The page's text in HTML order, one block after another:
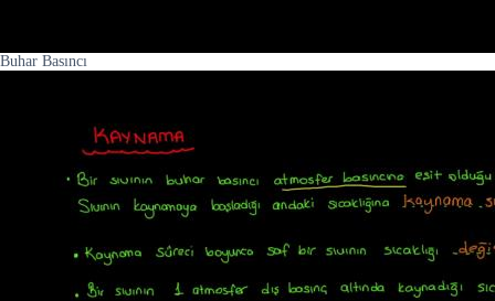
Buhar Basıncı